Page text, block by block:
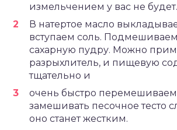
измельчением у вас не будет.
В натертое масло
вступаем соль.
сахарную пудру. Можно
разрыхлитель, и пищевую
тщательно и
очень быстро
замешивать песочное тесто
оно станет жестким.